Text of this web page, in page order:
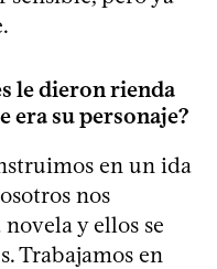
le dieron rienda
era su personaje?
en un ida
nos
y ellos se
Trabajamos en